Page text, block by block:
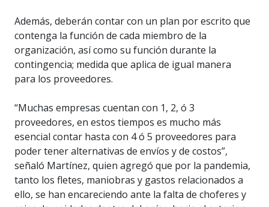
Además, deberán contar con un plan por escrito que
contenga la función de cada miembro de la
organización, así como su función durante la
contingencia; medida que aplica de igual manera
para los proveedores.
“Muchas empresas cuentan con 1, 2, ó 3
proveedores, en estos tiempos es mucho más
esencial contar hasta con 4 ó 5 proveedores para
poder tener alternativas de envíos y de costos”,
señaló Martínez, quien agregó que por la pandemia,
tanto los fletes, maniobras y gastos relacionados a
ello, se han encareciendo ante la falta de choferes y